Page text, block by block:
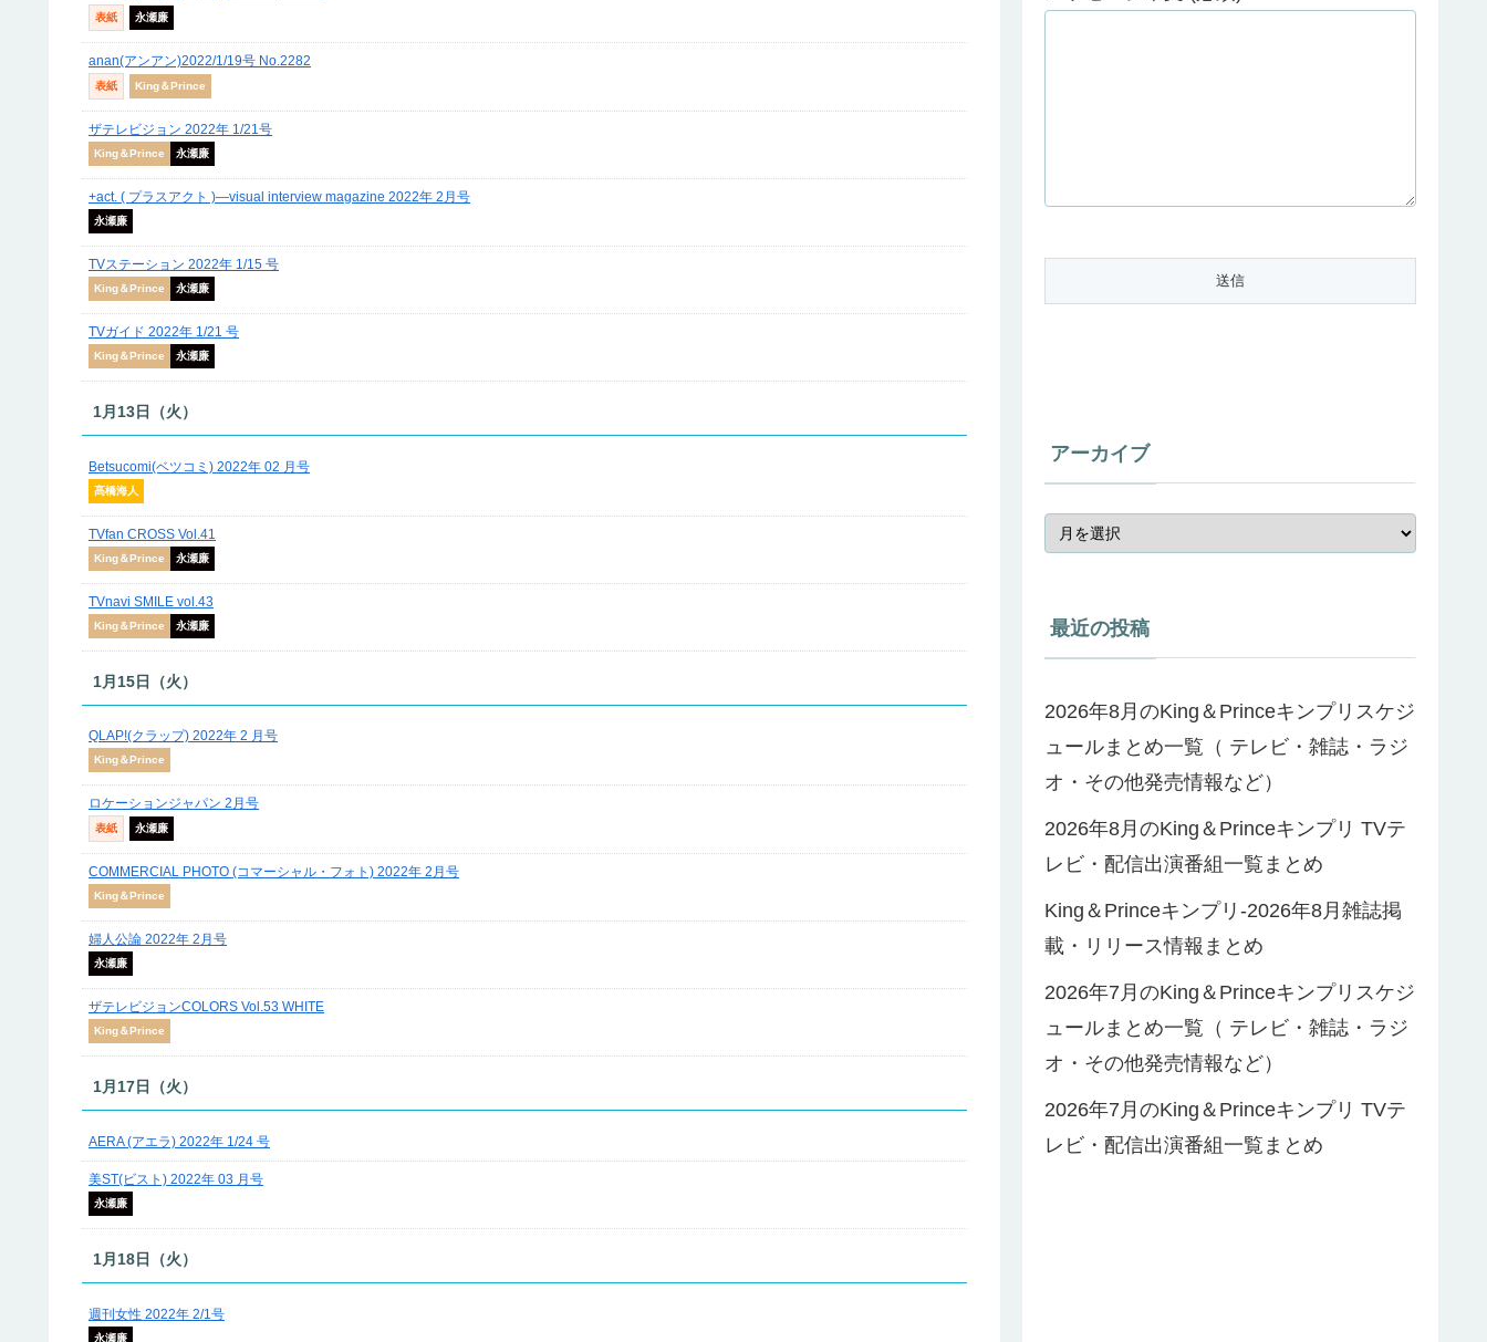
表紙 永瀬廉
anan(アンアン)2022/1/19号 No.2282
表紙 King＆Prince
ザテレビジョン 2022年 1/21号
King＆Prince 永瀬廉
+act. ( プラスアクト )―visual interview magazine 2022年 2月号
永瀬廉
TVステーション 2022年 1/15 号
King＆Prince 永瀬廉
TVガイド 2022年 1/21 号
King＆Prince 永瀬廉
1月13日（火）
Betsucomi(ベツコミ) 2022年 02 月号
髙橋海人
TVfan CROSS Vol.41
King＆Prince 永瀬廉
TVnavi SMILE vol.43
King＆Prince 永瀬廉
1月15日（火）
QLAP!(クラップ) 2022年 2 月号
King＆Prince
ロケーションジャパン 2月号
表紙 永瀬廉
COMMERCIAL PHOTO (コマーシャル・フォト) 2022年 2月号
King＆Prince
婦人公論 2022年 2月号
永瀬廉
ザテレビジョンCOLORS Vol.53 WHITE
King＆Prince
1月17日（火）
AERA (アエラ) 2022年 1/24 号
美ST(ビスト) 2022年 03 月号
永瀬廉
1月18日（火）
週刊女性 2022年 2/1号
永瀬廉
アーカイブ
最近の投稿
2026年8月のKing＆Princeキンプリスケジ
ュールまとめ一覧（ テレビ・雑誌・ラジ
オ・その他発売情報など）
2026年8月のKing＆Princeキンプリ TVテ
レビ・配信出演番組一覧まとめ
King＆Princeキンプリ-2026年8月雑誌掲
載・リリース情報まとめ
2026年7月のKing＆Princeキンプリスケジ
ュールまとめ一覧（ テレビ・雑誌・ラジ
オ・その他発売情報など）
2026年7月のKing＆Princeキンプリ TVテ
レビ・配信出演番組一覧まとめ